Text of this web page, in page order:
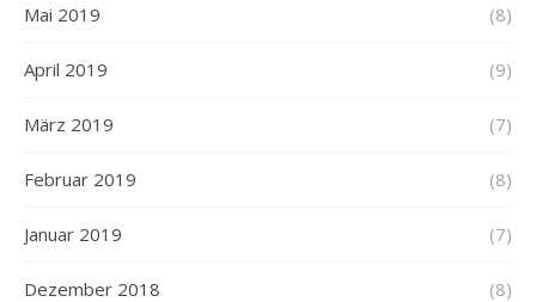
Mai 2019 (8)
April 2019 (9)
März 2019 (7)
Februar 2019 (8)
Januar 2019 (7)
Dezember 2018 (8)